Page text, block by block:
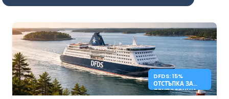
DFDS: 15%
ОТСТЪПКА ЗА
ДВУПОСОЧНИ